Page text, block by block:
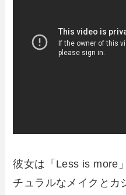
彼女は「Less is more
チュラルなメイクとカ